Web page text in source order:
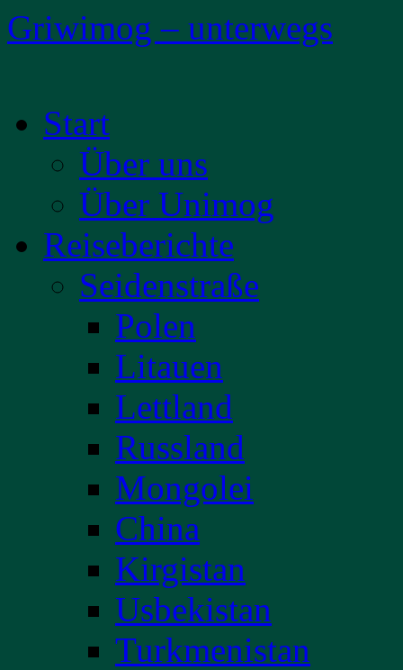
Griwimog – unterwegs
Inhalt
springenStart
Über uns
Über Unimog
Reiseberichte
Seidenstraße
Polen
Litauen
Lettland
Russland
Mongolei
China
Kirgistan
Usbekistan
Turkmenistan